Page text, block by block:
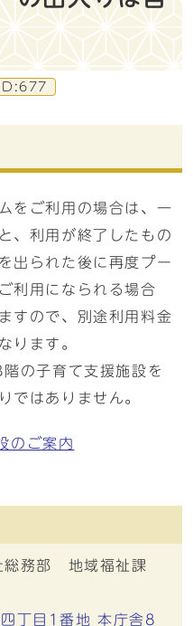
ID:677
をご利用の場合は、一
、利用が終了したもの
出られた後に再度プー
利用になられる場合
すので、別途利用料金
ります。
の子育て支援施設を
ではありません。
のご案内
務部 地域福祉課
丁目1番地 本庁舎8